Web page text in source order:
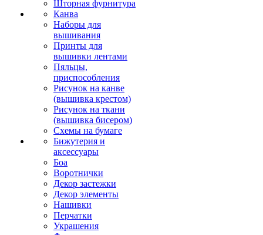
Шторная фурнитура
Канва
Наборы для
вышивания
Принты для
вышивки лентами
Пяльцы,
приспособления
Рисунок на канве
(вышивка крестом)
Рисунок на ткани
(вышивка бисером)
Схемы на бумаге
Бижутерия и
аксессуары
Боа
Воротнички
Декор застежки
Декор элементы
Нашивки
Перчатки
Украшения